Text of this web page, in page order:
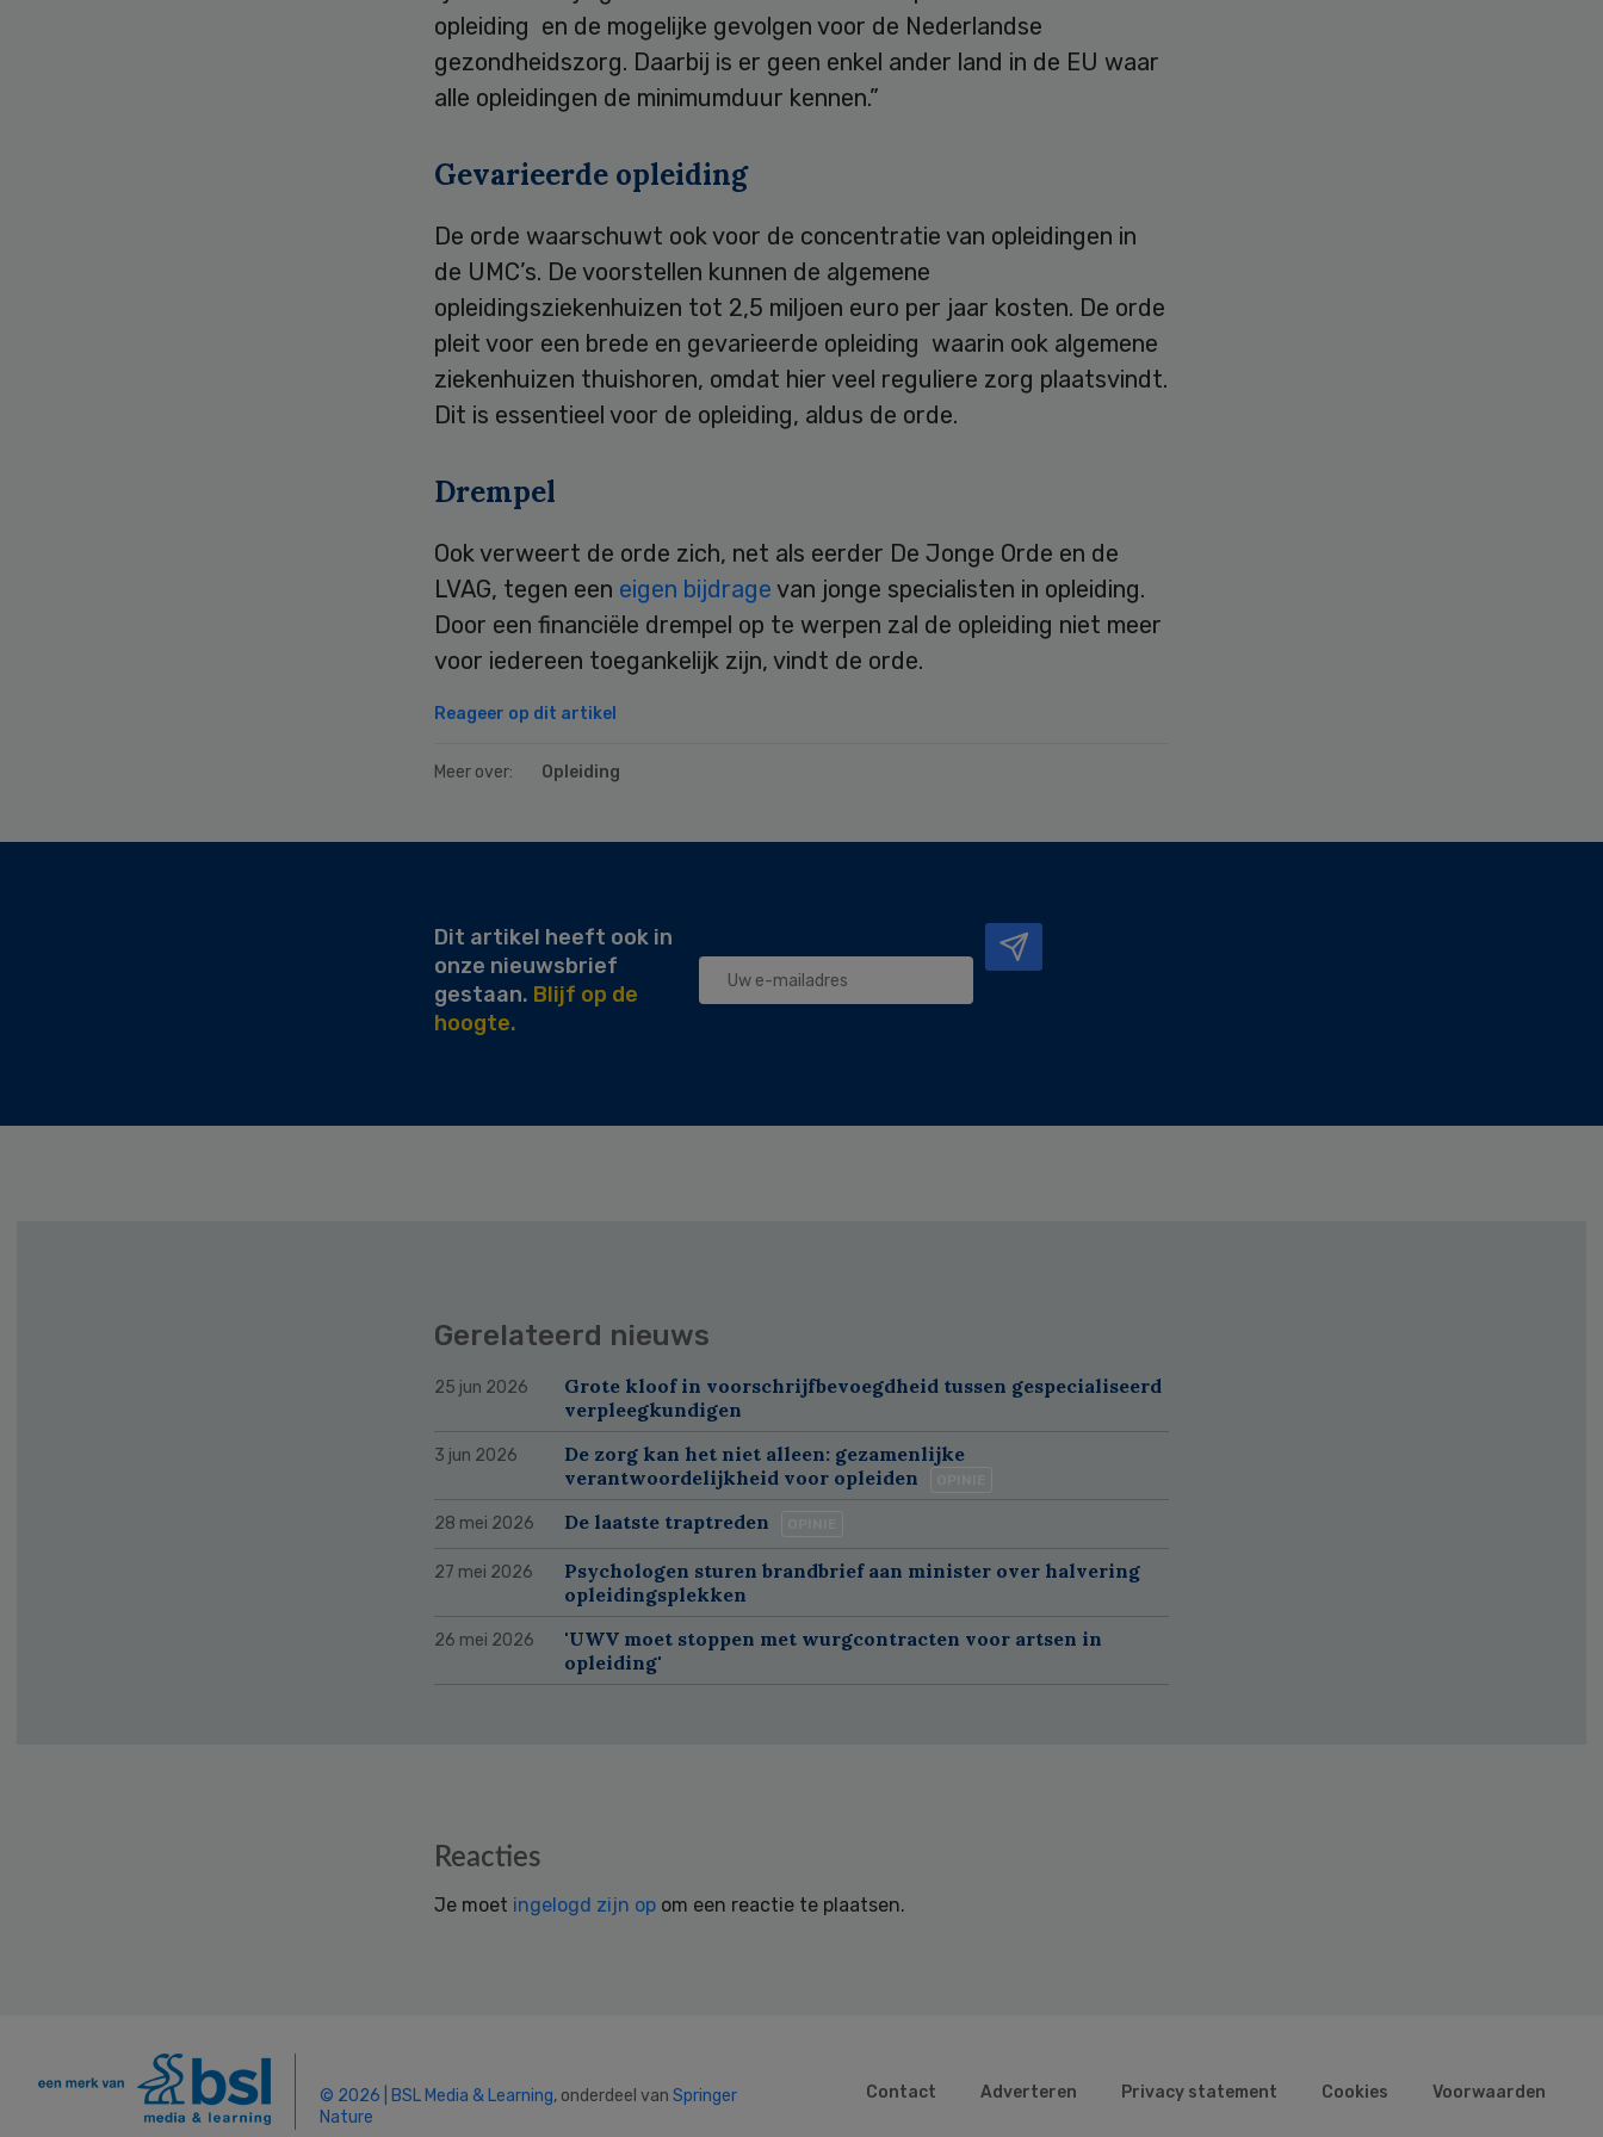
opleiding en de mogelijke gevolgen voor de Nederlandse
gezondheidszorg. Daarbij is er geen enkel ander land in de EU waar
alle opleidingen de minimumduur kennen.”
Gevarieerde opleiding
De orde waarschuwt ook voor de concentratie van opleidingen in
de UMC’s. De voorstellen kunnen de algemene
opleidingsziekenhuizen tot 2,5 miljoen euro per jaar kosten. De orde
pleit voor een brede en gevarieerde opleiding waarin ook algemene
ziekenhuizen thuishoren, omdat hier veel reguliere zorg plaatsvindt.
Dit is essentieel voor de opleiding, aldus de orde.
Drempel
Ook verweert de orde zich, net als eerder De Jonge Orde en de
LVAG, tegen een eigen bijdrage van jonge specialisten in opleiding.
Door een financiële drempel op te werpen zal de opleiding niet meer
voor iedereen toegankelijk zijn, vindt de orde.
Reageer op dit artikel
Meer over: Opleiding
Dit artikel heeft ook in
onze nieuwsbrief
gestaan. Blijf op de
hoogte.
Gerelateerd nieuws
25 jun 2026
Grote kloof in voorschrijfbevoegdheid tussen gespecialiseerd
verpleegkundigen
3 jun 2026
De zorg kan het niet alleen: gezamenlijke
verantwoordelijkheid voor opleiden
28 mei 2026 De laatste traptreden
27 mei 2026
Psychologen sturen brandbrief aan minister over halvering
opleidingsplekken
26 mei 2026
'UWV moet stoppen met wurgcontracten voor artsen in
opleiding'
Reacties
Je moet ingelogd zijn op om een reactie te plaatsen.
© 2026 | BSL Media & Learning, onderdeel van Springer
Nature
Contact Adverteren Privacy statement Cookies Voorwaarden